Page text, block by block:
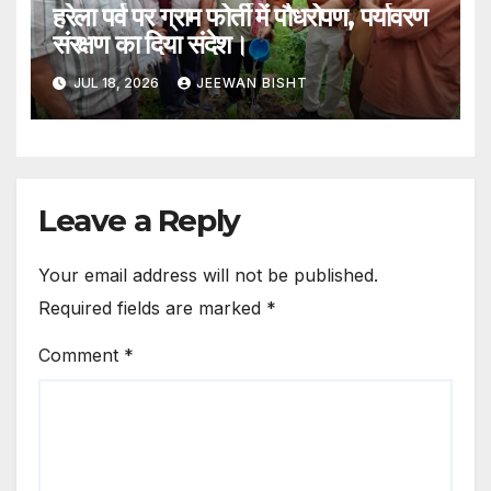
हरेला पर्व पर ग्राम फोर्ती में पौधरोपण, पर्यावरण
संरक्षण का दिया संदेश।
JUL 18, 2026 JEEWAN BISHT
Leave a Reply
Your email address will not be published.
Required fields are marked *
Comment *